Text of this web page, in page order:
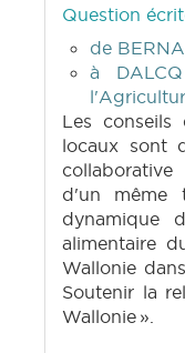
Question
de
à
Les conseils
locaux sont
d'un même
dynamique
alimentaire
Wallonie
Soutenir la
Wallonie ».